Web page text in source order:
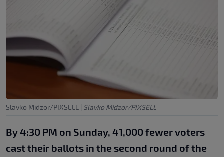
Slavko Midzor/PIXSELL | Slavko Midzor/PIXSELL
By 4:30 PM on Sunday, 41,000 fewer voters
cast their ballots in the second round of the